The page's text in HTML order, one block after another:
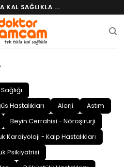
KAL SAĞLIKLA ...
Hastalıkları
Alerji
Astım
Beyin Cerrahisi - Nöroşirurji
Kardiyoloji - Kalp Hastalıkları
Psikiyatrisi